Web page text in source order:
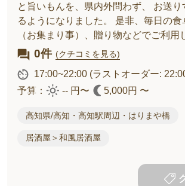
と旨いもんを、県内外問わず、 お送り
るようになりました。 是非、毎日の食
（お集まり事）、贈り物などでご利用
0件 (クチコミを見る)
17:00~22:00 (ラストオーダー:
予算：
-- 円〜 5,000円 〜
高知県/高知・高知駅周辺・はりまや橋
居酒屋＞和風居酒屋